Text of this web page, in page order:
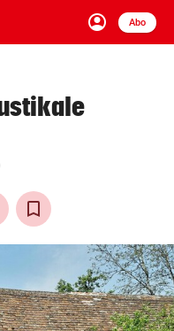
account_circle
Anmelden
Abo
close Schließen
arrow_right